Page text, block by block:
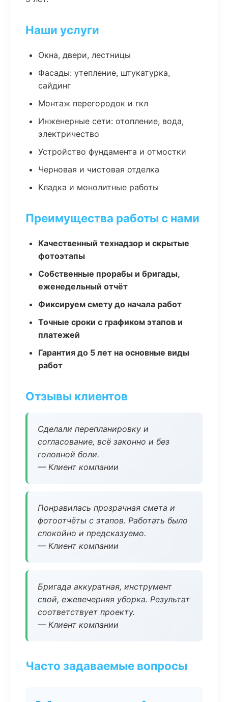
Наши услуги
Окна, двери, лестницы
Фасады: утепление, штукатурка,
сайдинг
Монтаж перегородок и гкл
Инженерные сети: отопление, вода,
электричество
Устройство фундамента и отмостки
Черновая и чистовая отделка
Кладка и монолитные работы
Преимущества работы с нами
Качественный технадзор и скрытые
фотоэтапы
Собственные прорабы и бригады,
еженедельный отчёт
Фиксируем смету до начала работ
Точные сроки с графиком этапов и
платежей
Гарантия до 5 лет на основные виды
работ
Отзывы клиентов
Сделали перепланировку и
согласование, всё законно и без
головной боли.
— Клиент компании
Понравилась прозрачная смета и
фотоотчёты с этапов. Работать было
спокойно и предсказуемо.
— Клиент компании
Бригада аккуратная, инструмент
свой, ежевечерняя уборка. Результат
соответствует проекту.
— Клиент компании
Часто задаваемые вопросы